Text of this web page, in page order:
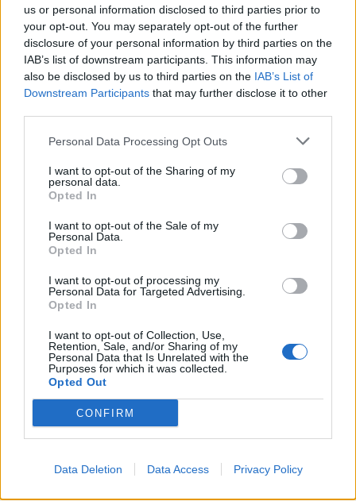
us or personal information disclosed to third parties prior to
your opt-out. You may separately opt-out of the further
disclosure of your personal information by third parties on the
IAB’s list of downstream participants. This information may
also be disclosed by us to third parties on the IAB’s List of
Downstream Participants that may further disclose it to other
Personal Data Processing Opt Outs
I want to opt-out of the Sharing of my
personal data.
Opted In
I want to opt-out of the Sale of my
Personal Data.
Opted In
I want to opt-out of processing my
Personal Data for Targeted Advertising.
Opted In
I want to opt-out of Collection, Use,
Retention, Sale, and/or Sharing of my
Personal Data that Is Unrelated with the
Purposes for which it was collected.
Opted Out
CONFIRM
Data Deletion Data Access Privacy Policy
Αιμοκάθαρση ή
Μεταμόσχευση νεφρού
Η ενημερωτική εκστρατεία της ΕΝΕ έχει ως
στόχο να αναδείξει τη σημασία της πρόληψης
και του τακτικού ελέγχου της υγείας των
σποτ με τίτλο «η Σιωπή των Νεφρών», που θα
προβληθεί ως κοινωνικό μήνυμα στα
τηλεοπτικά μέσα και στα μέσα κοινωνικής
βιοφαρμακευτική εταιρεία Astellas.
Facebook
Twitter